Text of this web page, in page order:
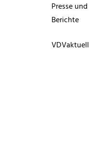
Presse und
Berichte
VDVaktuell